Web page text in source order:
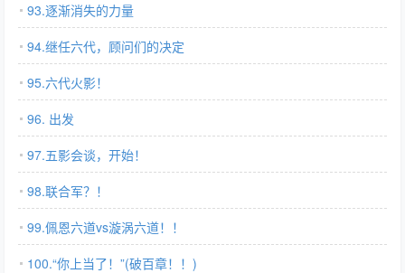
93.逐渐消失的力量
94.继任六代，顾问们的决定
95.六代火影！
96. 出发
97.五影会谈，开始！
98.联合军？！
99.佩恩六道vs漩涡六道！！
100.“你上当了！”(破百章！！)